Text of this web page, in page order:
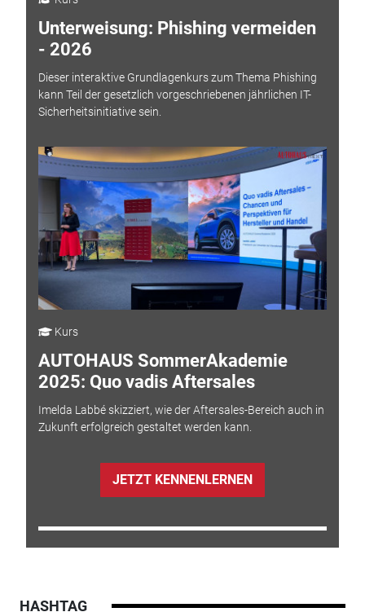
Unterweisung: Phishing vermeiden
- 2026
Dieser interaktive Grundlagenkurs zum Thema Phishing
kann Teil der gesetzlich vorgeschriebenen jährlichen IT-
Sicherheitsinitiative sein.
Kurs
AUTOHAUS SommerAkademie
2025: Quo vadis Aftersales
Imelda Labbé skizziert, wie der Aftersales-Bereich auch in
Zukunft erfolgreich gestaltet werden kann.
JETZT KENNENLERNEN
HASHTAG